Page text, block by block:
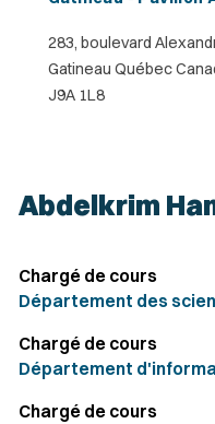
283, boulevard
Gatineau Québec
J9A 1L8
Abdelkrim
Chargé de cours
Département des
Chargé de cours
Département
Chargé de cours